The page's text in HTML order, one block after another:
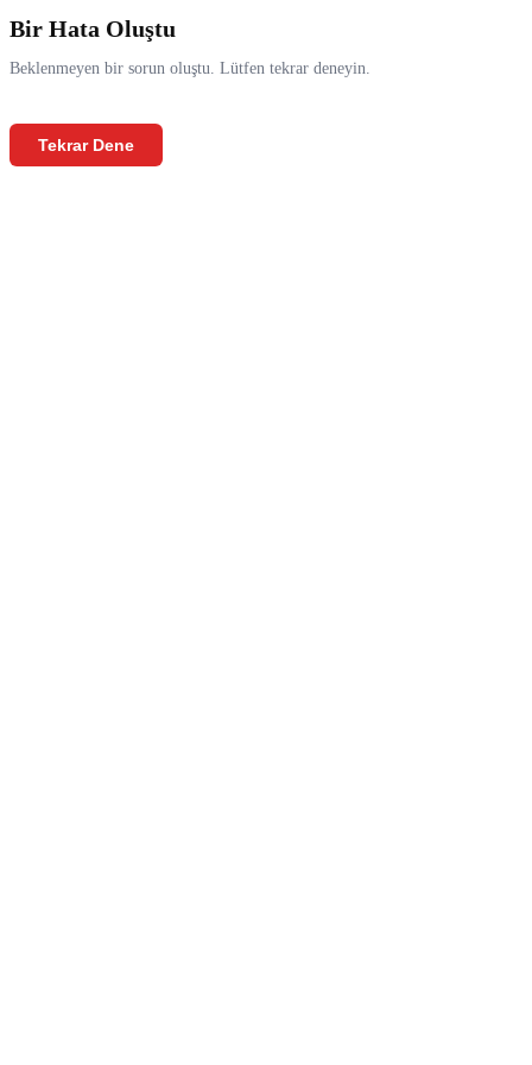
Bir Hata Oluştu
Beklenmeyen bir sorun oluştu. Lütfen tekrar deneyin.
Tekrar Dene